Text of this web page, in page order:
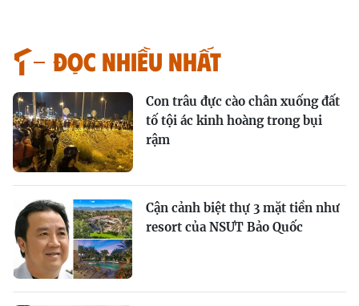
Đọc nhiều nhất
Con trâu đực cào chân xuống đất
tố tội ác kinh hoàng trong bụi
rậm
Cận cảnh biệt thự 3 mặt tiền như
resort của NSƯT Bảo Quốc